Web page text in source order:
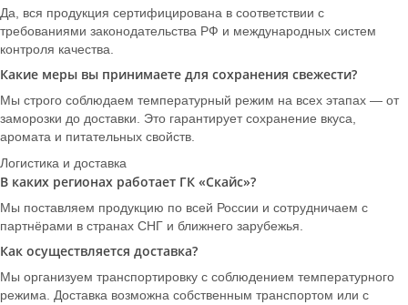
Да, вся продукция сертифицирована в соответствии с
требованиями законодательства РФ и международных систем
контроля качества.
Какие меры вы принимаете для сохранения свежести?
Мы строго соблюдаем температурный режим на всех этапах — от
заморозки до доставки. Это гарантирует сохранение вкуса,
аромата и питательных свойств.
Логистика и доставка
В каких регионах работает ГК «Скайс»?
Мы поставляем продукцию по всей России и сотрудничаем с
партнёрами в странах СНГ и ближнего зарубежья.
Как осуществляется доставка?
Мы организуем транспортировку с соблюдением температурного
режима. Доставка возможна собственным транспортом или с